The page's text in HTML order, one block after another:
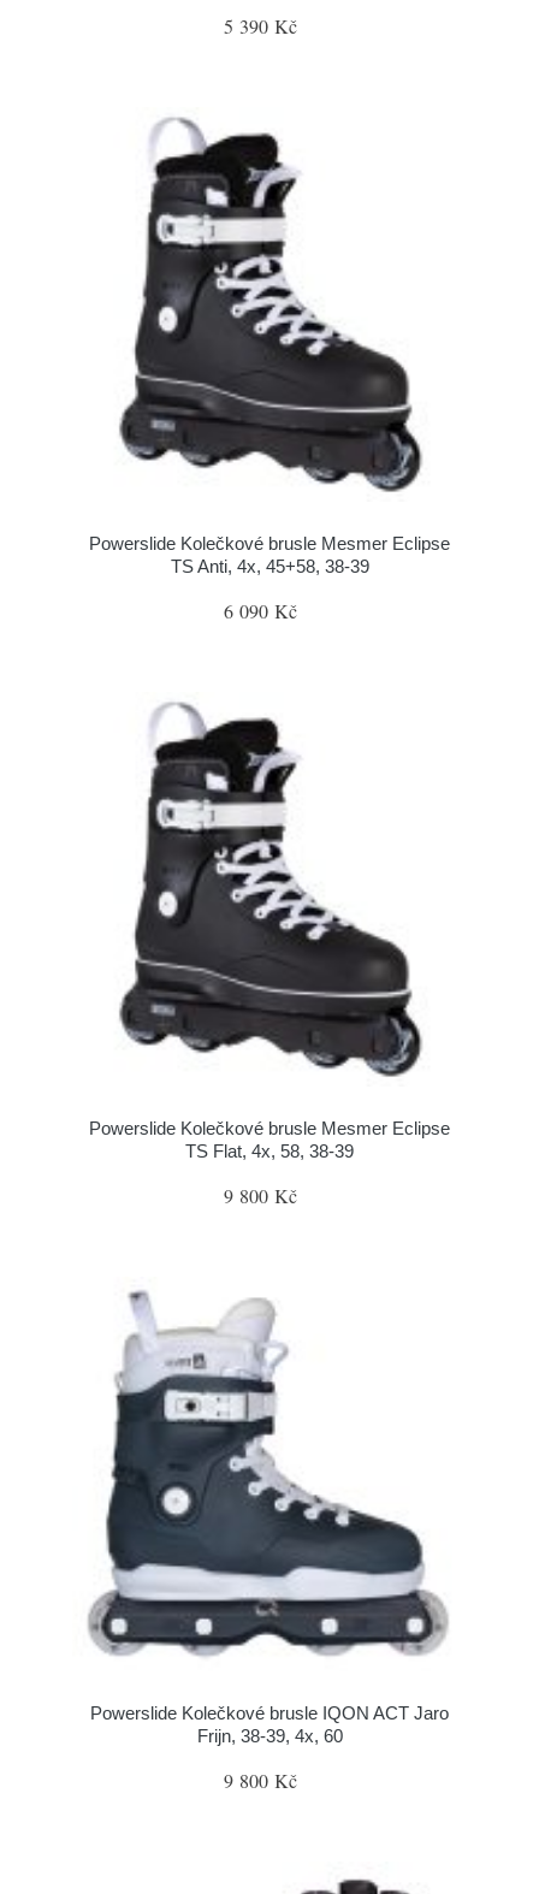
5 390 Kč
Powerslide Kolečkové brusle Mesmer Eclipse
TS Anti, 4x, 45+58, 38-39
6 090 Kč
Powerslide Kolečkové brusle Mesmer Eclipse
TS Flat, 4x, 58, 38-39
9 800 Kč
Powerslide Kolečkové brusle IQON ACT Jaro
Frijn, 38-39, 4x, 60
9 800 Kč